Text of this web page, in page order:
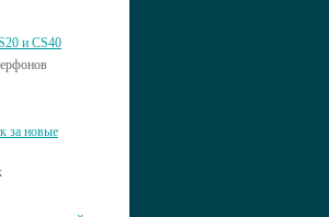
и CS40
за новые